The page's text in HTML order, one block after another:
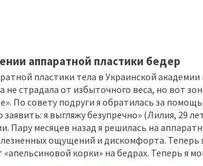
аппаратной пластики бедер
пластики тела в Украинской
не страдала от избыточного веса, но вот
По совету подруги я обратилась за
заявить: я выгляжу безупречно» (Лилия,
Пару месяцев назад я решилась на
ощущений и дискомфорта. Теперь
«апельсиновой корки» на бедрах. Теперь я